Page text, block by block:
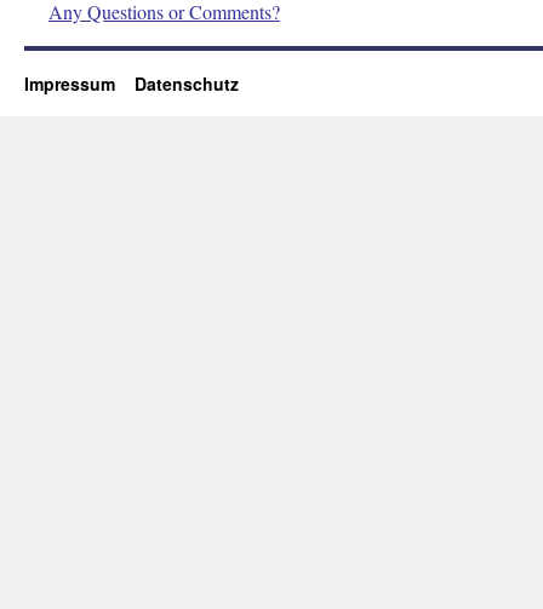
Any Questions or Comments?
Impressum Datenschutz